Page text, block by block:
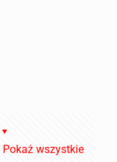
Pokaż wszystkie